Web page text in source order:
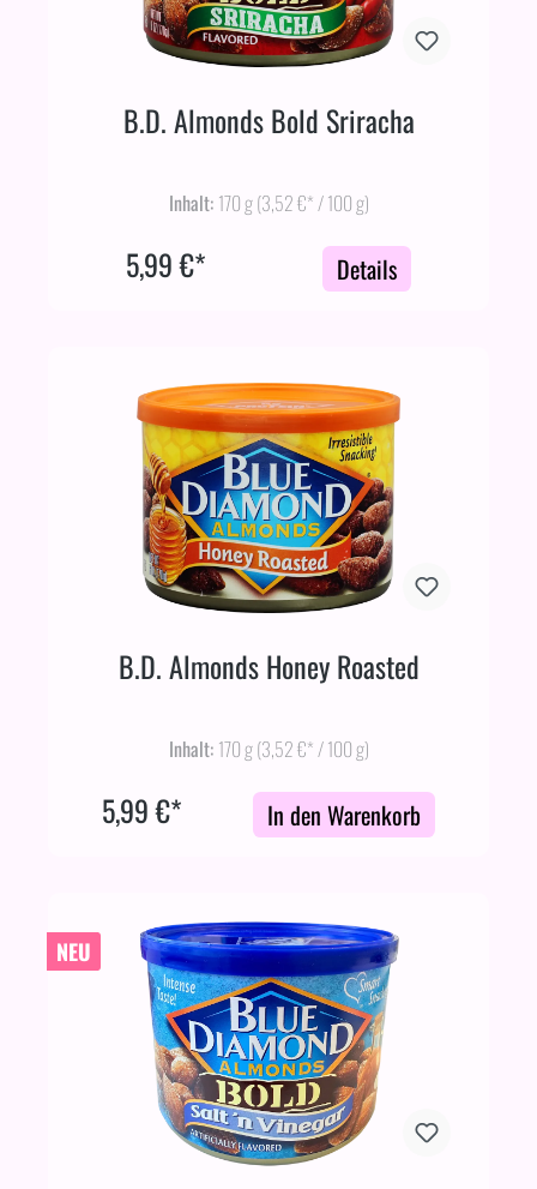
B.D. Almonds Bold Sriracha
Inhalt: 170 g(3,52 €* / 100 g)
5,99 €* Details
B.D. Almonds Honey Roasted
Inhalt: 170 g(3,52 €* / 100 g)
5,99 €* In den Warenkorb
NEU